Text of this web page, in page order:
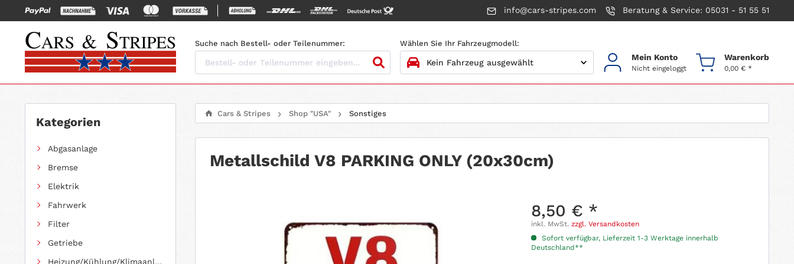
info@cars-stripes.com Beratung & Service: 05031 - 51 55 51
Suche nach Bestell- oder Teilenummer: Wählen Sie Ihr Fahrzeugmodell:
2. MODELL
3. BAUJAHR
Mein Konto
Nicht eingeloggt
Warenkorb
0,00 € *
Kategorien
Abgasanlage
Bremse
Elektrik
Fahrwerk
Filter
Getriebe
Heizung/Kühlung/Klimaanlage
Cars & Stripes Shop "USA" Sonstiges
Metallschild V8 PARKING ONLY (20x30cm)
8,50 € *
inkl. MwSt. zzgl. Versandkosten
Sofort verfügbar, Lieferzeit 1-3 Werktage innerhalb
Deutschland**